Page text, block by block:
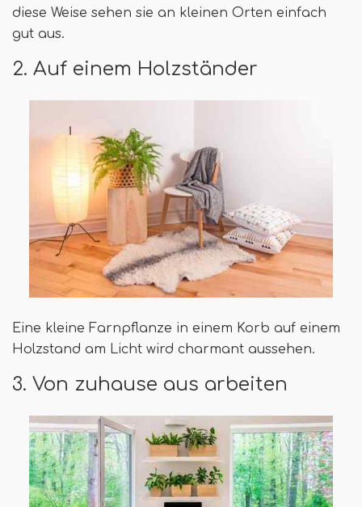
diese Weise sehen sie an kleinen Orten einfach
gut aus.
2. Auf einem Holzständer
Eine kleine Farnpflanze in einem Korb auf einem
Holzstand am Licht wird charmant aussehen.
3. Von zuhause aus arbeiten